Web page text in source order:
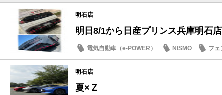
明石店
明日8/1から日産プリンス兵庫明石
電気自動車（e-POWER） NISMO フェ
明石店
夏×Ｚ